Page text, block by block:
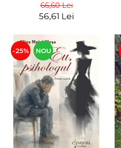
66,60 Lei
56,61 Lei
-25% NOU